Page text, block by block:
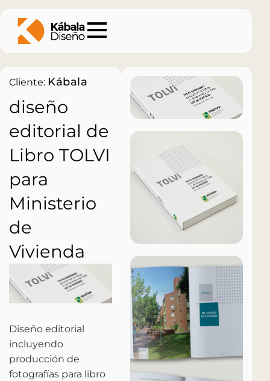
Cliente: Kábala
diseño
editorial de
Libro TOLVI
para
Ministerio
de
Vivienda
Diseño editorial
incluyendo
producción de
fotografías para libro